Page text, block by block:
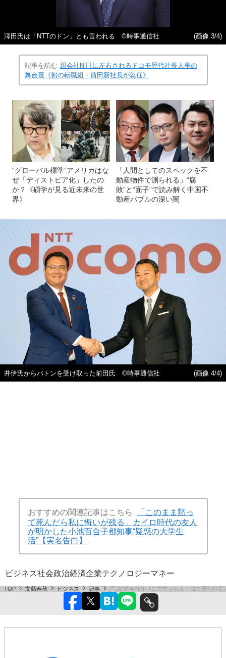
澤田氏は「NTTのドン」とも言われる ©時事通信社 (画像 3/4)
記事を読む 親会社NTTに左右されるドコモ歴代社長人事の
舞台裏《初の転職組・前田新社長が就任》
“グローバル標準”アメリカはな
ぜ「ディストピア化」したの
か？《碩学が見る近未来の世
界》
「人間としてのスペックを不
動産物件で測られる」“腐
敗”と“面子”で読み解く中国不
動産バブルの深い闇
井伊氏からバトンを受け取った前田氏 ©時事通信社 (画像 4/4)
おすすめの関連記事はこちら
「このまま黙っ
て死んだら私に悔いが残る」カイロ時代の友人
が明かした小池百合子都知事“疑惑の大学生
活”【実名告白】
ビジネス社会政治経済企業テクノロジーマネー
TOP 文藝春秋 ビジネス 記事 [写真]親会社NTTに左右されるドコモ歴代社